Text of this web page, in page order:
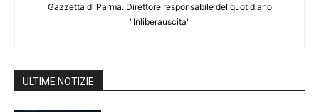
Gazzetta di Parma. Direttore responsabile del quotidiano
"Inliberauscita"
ULTIME NOTIZIE